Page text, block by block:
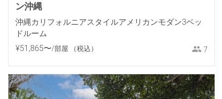
ン沖縄
沖縄カリフォルニアスタイルアメリカンモダン3ベッ
ドルーム
¥51 ,865〜/部屋 （税込） 7